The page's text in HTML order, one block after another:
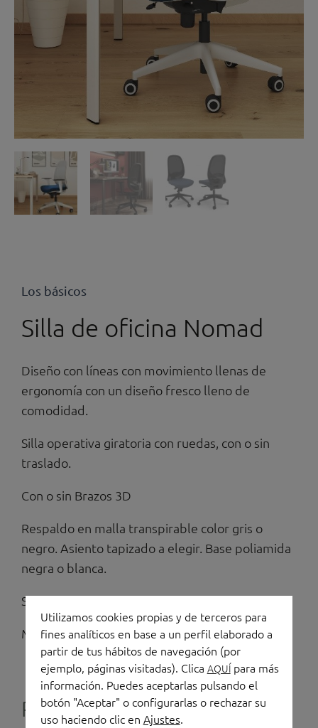
Los básicos
Silla de oficina Nomad
Diseño con líneas con movimiento llenas de
ergonomía con un diseño fresco lleno de
comodidad.
Silla operativa giratoria con ruedas, con o sin
traslado.
Con o sin Brazos 3D
Respaldo en malla transpirable color gris o
negro. Asiento tapizado a elegir. Base poliamida
negra o blanca.
Soporte lumbar regulable en altura.
Mecanismo sincro 5 posiciones autopesante
Productos relacionados
Utilizamos cookies propias y de terceros para
fines analíticos en base a un perfil elaborado a
partir de tus hábitos de navegación (por
ejemplo, páginas visitadas). Clica AQUÍpara más
información. Puedes aceptarlas pulsando el
botón "Aceptar" o configurarlas o rechazar su
uso haciendo clic en Ajustes.